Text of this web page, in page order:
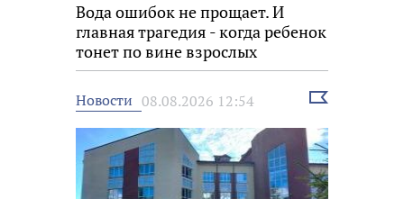
Вода ошибок не прощает. И
главная трагедия - когда ребенок
тонет по вине взрослых
Новости 08.08.2026 12:54
Выбрать